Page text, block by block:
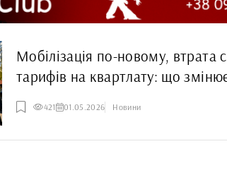
Мобілізація по-новому, втрата
тарифів на квартлату: що
Чорноморська з 1 травня 2026
421 01.05.2026 Новини